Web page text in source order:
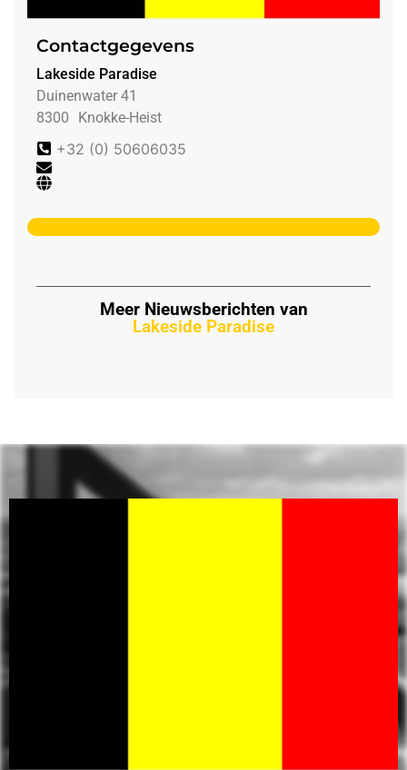
Contactgegevens
Lakeside Paradise
Duinenwater 41
8300
Knokke-Heist
+32 (0) 50606035
Meer Nieuwsberichten van
Lakeside Paradise